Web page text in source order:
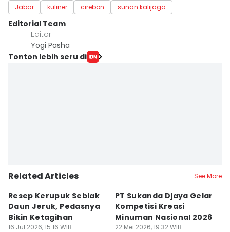
Jabar kuliner cirebon sunan kalijaga
Editorial Team
Editor
Yogi Pasha
Tonton lebih seru di
Related Articles See More
Resep Kerupuk Seblak
Daun Jeruk, Pedasnya
Bikin Ketagihan
16 Jul 2026, 15:16 WIB
PT Sukanda Djaya Gelar
Kompetisi Kreasi
Minuman Nasional 2026
22 Mei 2026, 19:32 WIB